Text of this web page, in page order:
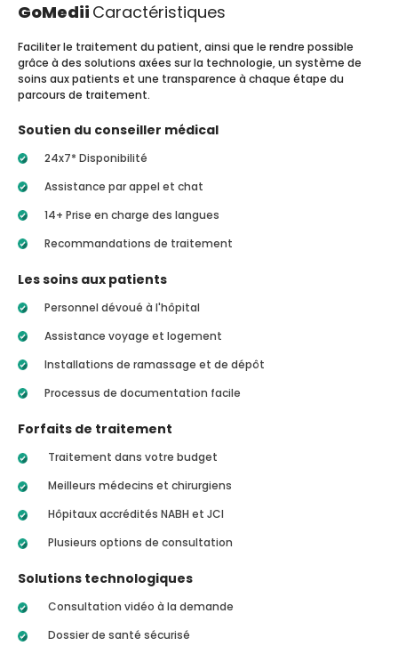
GoMedii Caractéristiques
Faciliter le traitement du patient, ainsi que le rendre possible
grâce à des solutions axées sur la technologie, un système de
soins aux patients et une transparence à chaque étape du
parcours de traitement.
Soutien du conseiller médical
24x7* Disponibilité
Assistance par appel et chat
14+ Prise en charge des langues
Recommandations de traitement
Les soins aux patients
Personnel dévoué à l'hôpital
Assistance voyage et logement
Installations de ramassage et de dépôt
Processus de documentation facile
Forfaits de traitement
Traitement dans votre budget
Meilleurs médecins et chirurgiens
Hôpitaux accrédités NABH et JCI
Plusieurs options de consultation
Solutions technologiques
Consultation vidéo à la demande
Dossier de santé sécurisé